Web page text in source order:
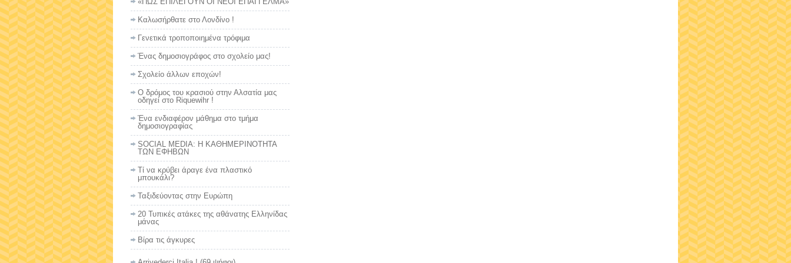
Καλωσήρθατε στο Λονδίνο !
Γενετικά τροποποιημένα τρόφιμα
Ένας δημοσιογράφος στο σχολείο μας!
Σχολείο άλλων εποχών!
Ο δρόμος του κρασιού στην Αλσατία μας
οδηγεί στο Riquewihr !
Ένα ενδιαφέρον μάθημα στο τμήμα
δημοσιογραφίας
SOCIAL MEDIA: Η ΚΑΘΗΜΕΡΙΝΟΤΗΤΑ
ΤΩΝ ΕΦΗΒΩΝ
Τί να κρύβει άραγε ένα πλαστικό
μπουκάλι?
Ταξιδεύοντας στην Ευρώπη
20 Τυπικές ατάκες της αθάνατης Ελληνίδας
μάνας
Βίρα τις άγκυρες